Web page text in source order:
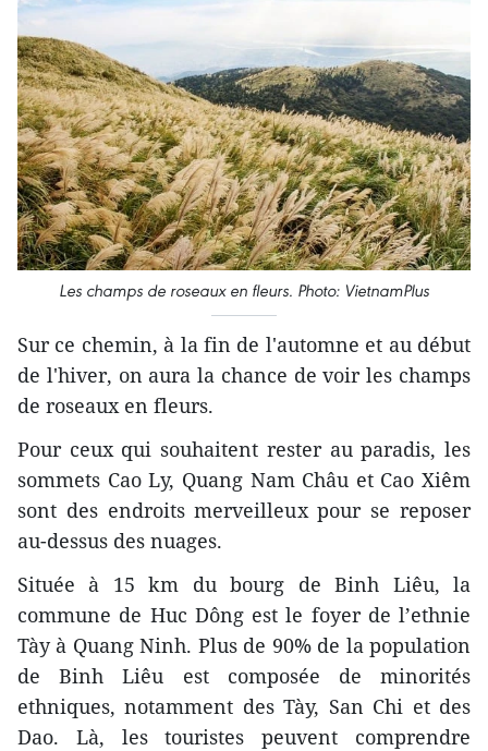
Les champs de roseaux en fleurs. Photo: VietnamPlus
Sur ce chemin, à la fin de l'automne et au début
de l'hiver, on aura la chance de voir les champs
de roseaux en fleurs.
Pour ceux qui souhaitent rester au paradis, les
sommets Cao Ly, Quang Nam Châu et Cao Xiêm
sont des endroits merveilleux pour se reposer
au-dessus des nuages.
Située à 15 km du bourg de Binh Liêu, la
commune de Huc Dông est le foyer de l’ethnie
Tày à Quang Ninh. Plus de 90% de la population
de Binh Liêu est composée de minorités
ethniques, notamment des Tày, San Chi et des
Dao. Là, les touristes peuvent comprendre